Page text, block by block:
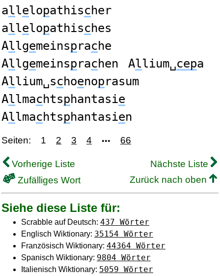
allelopathischer
allelopathisches
Allgemeinsprache
Allgemeinsprachen Allium␣cepa
Allium␣schoenoprasum
Allmachtsphantasie
Allmachtsphantasien
Seiten: 1 2 3 4 ••• 66
Vorherige Liste
Nächste Liste
Zufälliges Wort
Zurück nach oben
Siehe diese Liste für:
Scrabble auf Deutsch: 437 Wörter
Englisch Wiktionary: 35154 Wörter
Französisch Wiktionary: 44364 Wörter
Spanisch Wiktionary: 9804 Wörter
Italienisch Wiktionary: 5059 Wörter